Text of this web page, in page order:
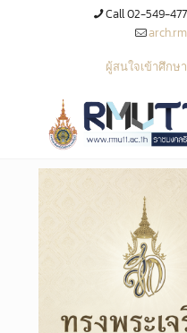
Call 02-549-
ผู้สนใจเข้าศึกษ